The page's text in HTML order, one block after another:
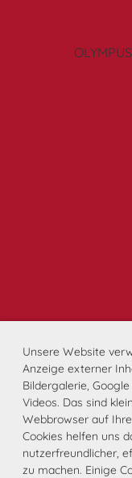
Unsere Website
Anzeige externer
Bildergalerie,
Videos. Das sind
Webbrowser auf
Cookies helfen uns
nutzerfreundlicher,
zu machen. Einige